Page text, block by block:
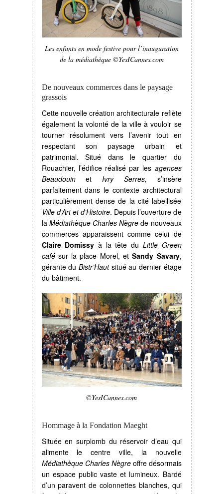
Les enfants en mode festive pour l’inauguration
de la médiathèque ©YesICannes.com
De nouveaux commerces dans le paysage
grassois
Cette nouvelle création architecturale reflète
également la volonté de la ville à vouloir se
tourner résolument vers l’avenir tout en
respectant son paysage urbain et
patrimonial. Situé dans le quartier du
Rouachier, l’édifice réalisé par les agences
Beaudouinet Ivry Serres, s’insère
parfaitement dans le contexte architectural
particulièrement dense de la cité labellisée
Ville d’Art et d’Histoire. Depuis l’ouverture de
la Médiathèque Charles Nègre de nouveaux
commerces apparaissent comme celui de
Claire Domissy à la tête du Little Green
cafésur la place Morel, etSandy Savary,
gérante du Bistr’Hautsitué au dernier étage
du bâtiment.
©YesICannes.com
Hommage à la Fondation Maeght
Située en surplomb du réservoir d’eau qui
alimente le centre ville, la nouvelle
Médiathèque Charles Nègreoffre désormais
un espace public vaste et lumineux. Bardé
d’un paravent de colonnettes blanches, qui